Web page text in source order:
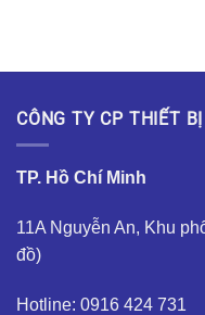
CÔNG TY CP THIẾT
TP. Hồ Chí Minh
11A Nguyễn An, Khu
đồ)
Hotline: 0916 424 731